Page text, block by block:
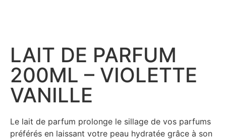
LAIT DE PARFUM
200ML – VIOLETTE
VANILLE
Le lait de parfum prolonge le sillage de vos parfums
préférés en laissant votre peau hydratée grâce à son